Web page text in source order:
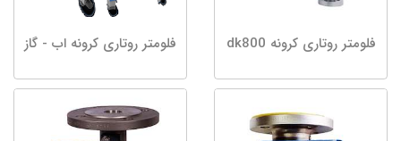
فلومتر روتاری کرونه dk800 فلومتر روتاری کرونه اب - گاز